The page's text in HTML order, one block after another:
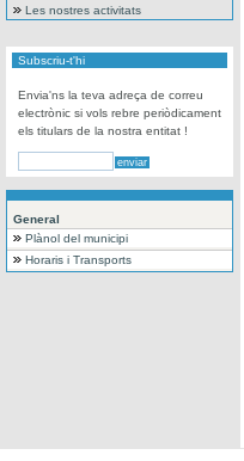
Les nostres activitats
Subscriu-t'hi
Envia'ns la teva adreça de correu
electrònic si vols rebre periòdicament
els titulars de la nostra entitat !
General
Plànol del municipi
Horaris i Transports